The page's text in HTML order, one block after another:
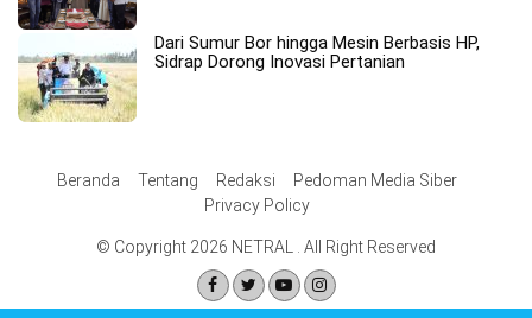
Dari Sumur Bor hingga Mesin Berbasis HP,
Sidrap Dorong Inovasi Pertanian
Beranda Tentang Redaksi
Pedoman Media Siber
Privacy Policy
© Copyright 2026 NETRAL . All Right Reserved